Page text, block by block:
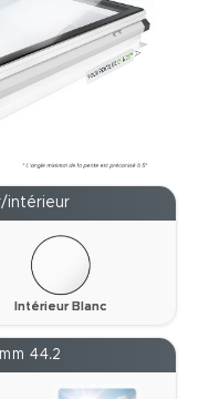
intérieur
Intérieur Blanc
44.2